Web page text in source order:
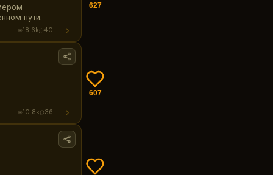
пути.
18.6k 40
627
10.8k 36
607